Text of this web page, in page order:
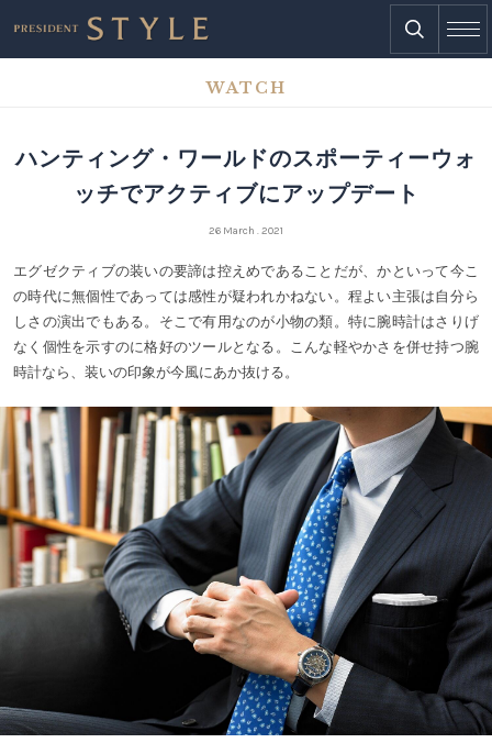
WATCH
ハンティング・ワールドのスポーティーウォ
ッチでアクティブにアップデート
26 March . 2021
エグゼクティブの装いの要諦は控えめであることだが、かといって今こ
の時代に無個性であっては感性が疑われかねない。程よい主張は自分ら
しさの演出でもある。そこで有用なのが小物の類。特に腕時計はさりげ
なく個性を示すのに格好のツールとなる。こんな軽やかさを併せ持つ腕
時計なら、装いの印象が今風にあか抜ける。